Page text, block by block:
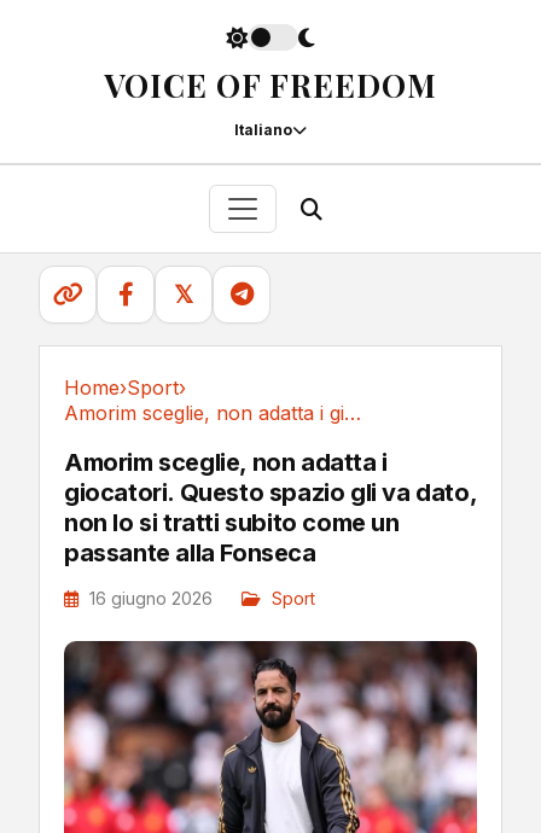
VOICE OF FREEDOM
Italiano
𝕏
Home›Sport›
Amorim sceglie, non adatta i giocatori. Questo...
Amorim sceglie, non adatta i
giocatori. Questo spazio gli va dato,
non lo si tratti subito come un
passante alla Fonseca
16 giugno 2026 Sport